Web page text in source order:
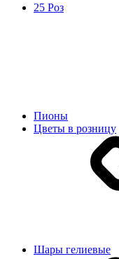
25 Роз
Пионы
Цветы в розницу
Шары гелиевые